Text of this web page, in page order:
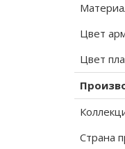
Цвет
Цвет
Страна